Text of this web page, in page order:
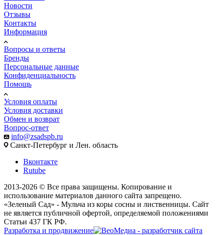
Новости
Отзывы
Контакты
Информация
Вопросы и ответы
Бренды
Персональные данные
Конфиденциальность
Помощь
Условия оплаты
Условия доставки
Обмен и возврат
Вопрос-ответ
info@zsadspb.ru
Санкт-Петербург и Лен. область
Вконтакте
Rutube
2013-2026 © Все права защищены. Копирование и
использование материалов данного сайта запрещено.
«Зеленый Сад» - Мульча из коры сосны и лиственницы. Сайт
не является публичной офертой, определяемой положениями
Статьи 437 ГК РФ.
Разработка и продвижение